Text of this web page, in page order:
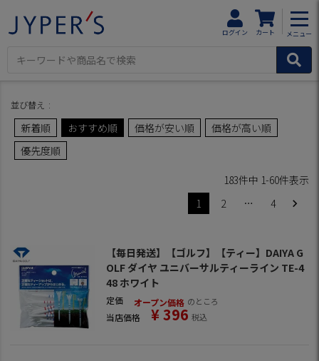
ログイン カート メニュー
HOME 商品一覧
並び替え
新着順 おすすめ順 価格が安い順
価格が高い順
優先度順
183件中 1-60件表示
1
2 … 4
【毎日発送】【ゴルフ】【ティー】DAIYA G
OLF ダイヤ ユニバーサルティーライン TE-4
48 ホワイト
定価 オープン価格 のところ
当店価格 ¥396 税込